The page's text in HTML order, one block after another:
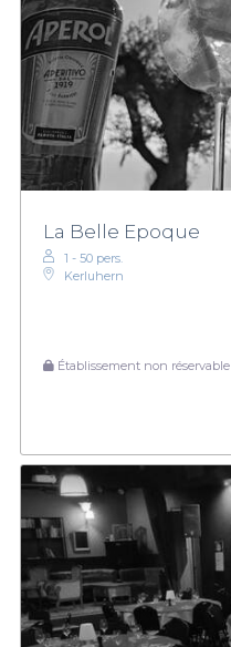
La Belle Epoque
1 - 50 pers.
Kerluhern
Établissement non réservable